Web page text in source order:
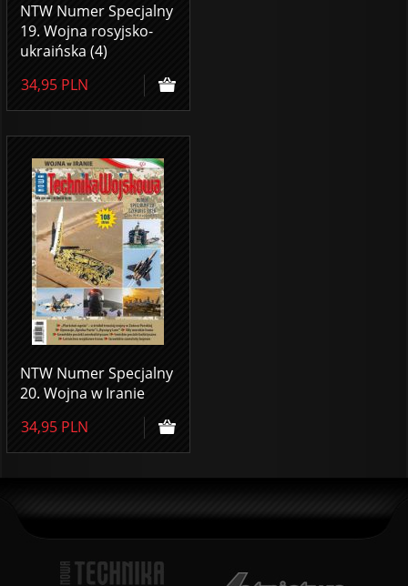
NTW Numer Specjalny
19. Wojna rosyjsko-
ukraińska (4)
34,95 PLN
NTW Numer Specjalny
20. Wojna w Iranie
34,95 PLN